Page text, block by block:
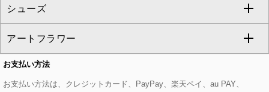
eur3
タンクトップ・キャミソール
スウェット・ジャージー
その他のトップス
その他のパンツ
その他のスカート
セットアップジャケット
セットアップパンツ
セットアップスカート
ダッフルコート
チェスターコート
モッズコート
ストール・マフラー・スヌード
ベルト・サスペンダー
帽子
ネックレス
ピアス・イヤリング
ブレスレット・バングル
すべてのバッグ
トートバッグ
ショルダーバッグ
シューズ
すべてのシューズ
パンプス
アートフラワー
すべてのアートフラワー
お支払い方法
お支払い方法は、クレジットカード、PayPay、楽天ペイ、au PAY、